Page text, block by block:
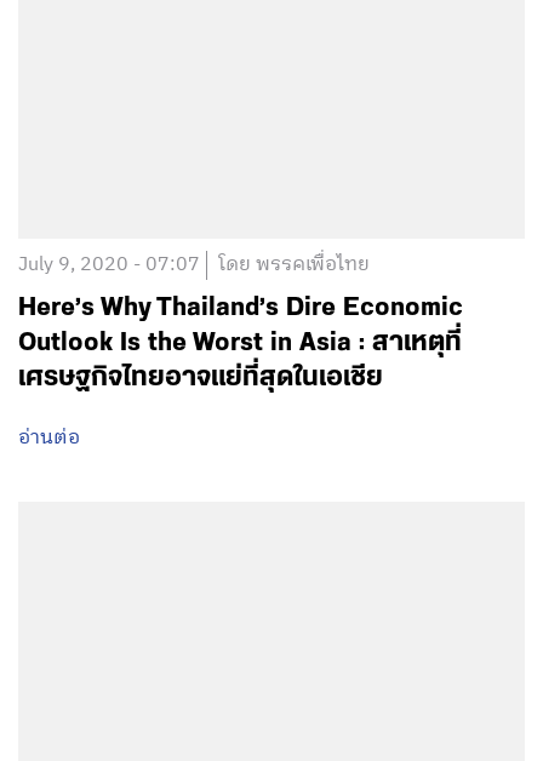
July 9, 2020 - 07:07 โดย พรรคเพื่อไทย
Here’s Why Thailand’s Dire Economic
Outlook Is the Worst in Asia : สาเหตุที่
เศรษฐกิจไทยอาจแย่ที่สุดในเอเชีย
อ่านต่อ